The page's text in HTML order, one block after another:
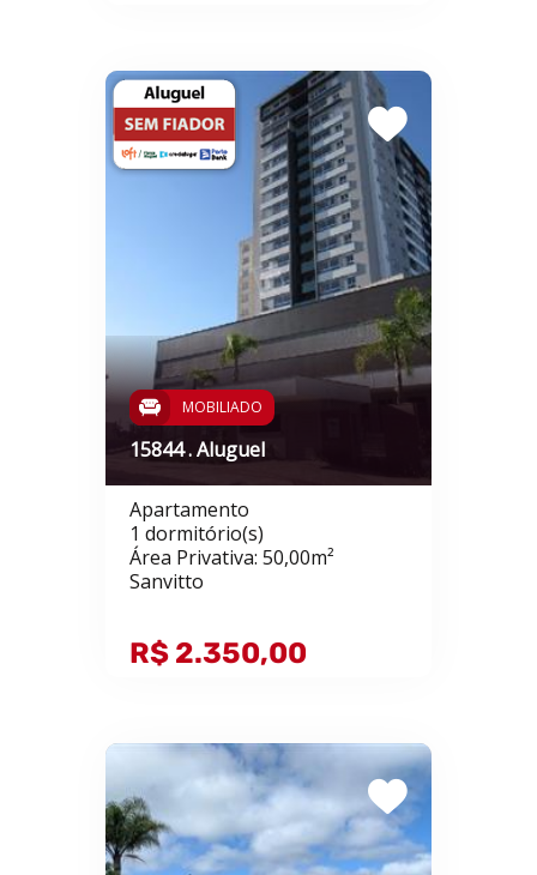
MOBILIADO
15844 . Aluguel
Apartamento
1 dormitório(s)
Área Privativa: 50,00m²
Sanvitto
R$ 2.350,00